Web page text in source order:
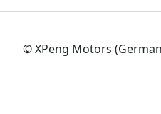
© XPeng Motors